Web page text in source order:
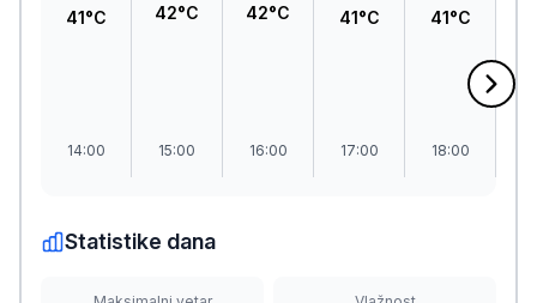
41°C
14:00
42°C
15:00
42°C
16:00
41°C
17:00
41°C
18:00
Statistike dana